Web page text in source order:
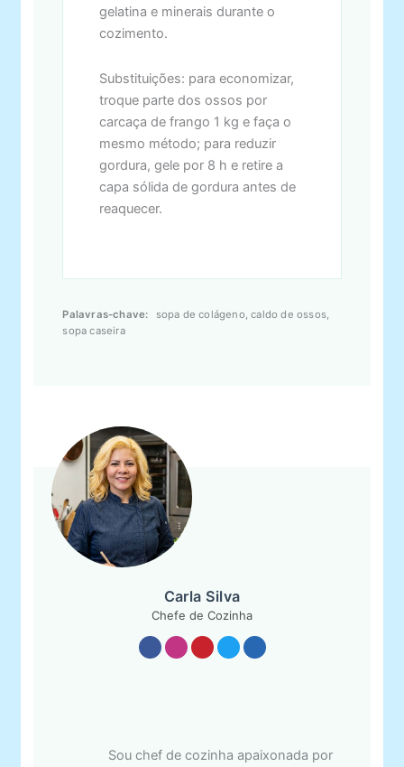
gelatina e minerais durante o
cozimento.
Substituições: para economizar,
troque parte dos ossos por
carcaça de frango 1 kg e faça o
mesmo método; para reduzir
gordura, gele por 8 h e retire a
capa sólida de gordura antes de
reaquecer.
Palavras-chave:
sopa de colágeno, caldo de ossos,
sopa caseira
Carla Silva
Chefe de Cozinha
Sou chef de cozinha apaixonada por